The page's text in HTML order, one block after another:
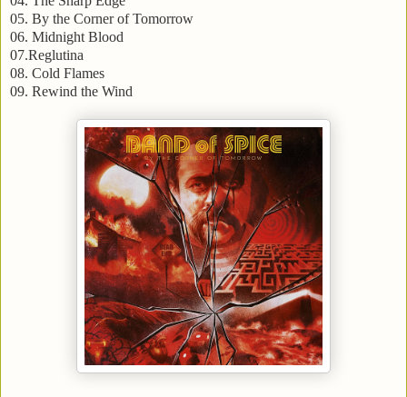
05. By the Corner of Tomorrow
06. Midnight Blood
07.Reglutina
08. Cold Flames
09. Rewind the Wind